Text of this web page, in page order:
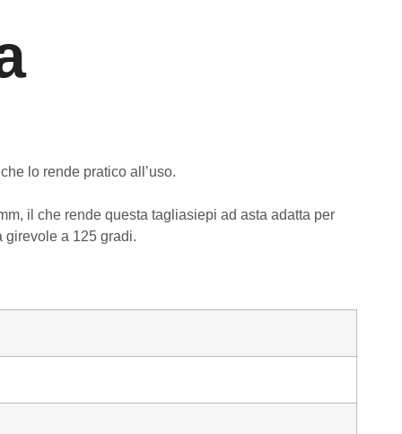
lo rende pratico all’uso.
il che rende questa tagliasiepi ad asta adatta per
girevole a 125 gradi.